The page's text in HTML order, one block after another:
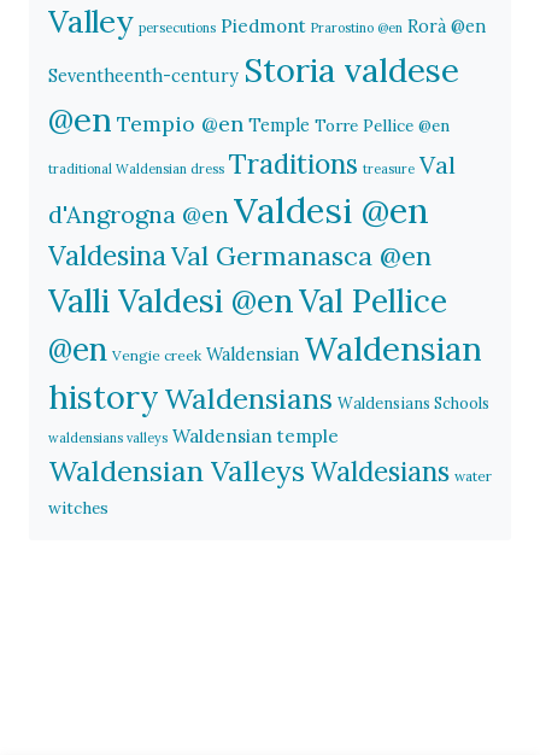
Valley persecutions Piedmont Prarostino @en Rorà @en
Seventheenth-century Storia valdese
@en Tempio @en Temple Torre Pellice @en
traditional Waldensian dress Traditions treasure Val
d'Angrogna @enValdesi @en
ValdesinaVal Germanasca @en
Valli Valdesi @enVal Pellice
@en Vengie creek Waldensian Waldensian
historyWaldensians Waldensians Schools
waldensians valleys Waldensian temple
Waldensian Valleys Waldesians water
witches